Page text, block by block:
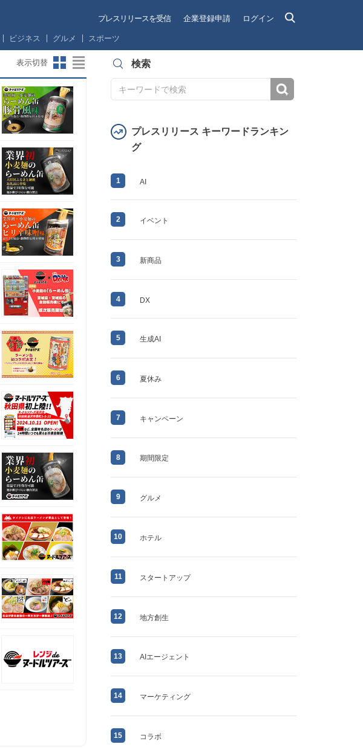
プレスリリースを受信 企業登録申請 ログイン
ビジネス グルメ スポーツ
表示切替 検索
プレスリリース キーワードランキン
グ
1 AI
2 イベント
3 新商品
4 DX
5 生成AI
6 夏休み
7 キャンペーン
8 期間限定
9 グルメ
10 ホテル
11 スタートアップ
12 地方創生
13 AIエージェント
14 マーケティング
15 コラボ